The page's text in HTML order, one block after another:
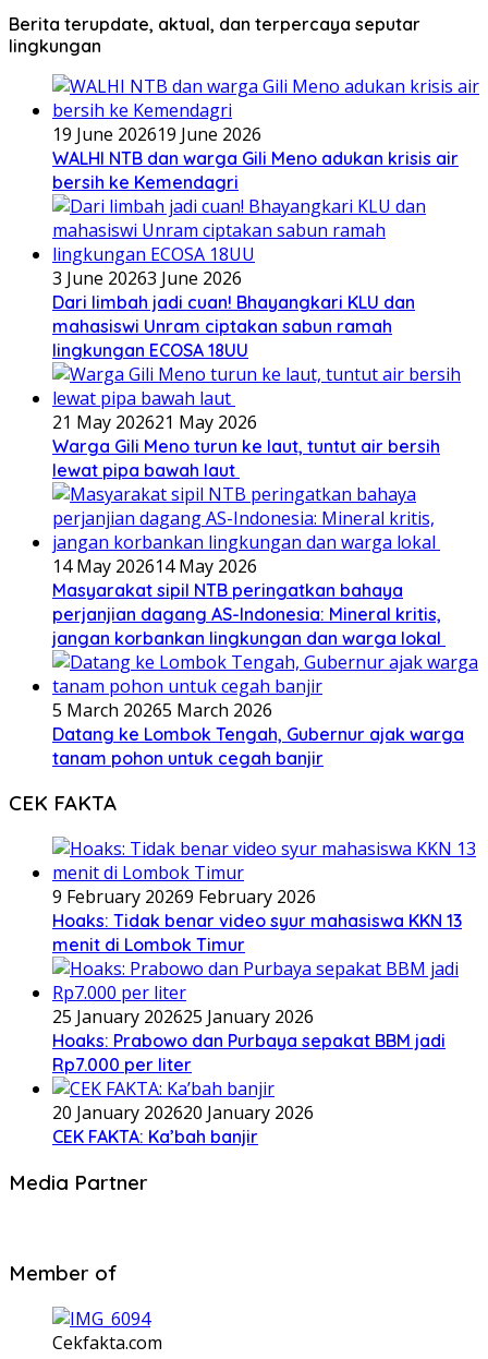
Berita terupdate, aktual, dan terpercaya seputar
lingkungan
19 June 202619 June 2026
WALHI NTB dan warga Gili Meno adukan krisis air
bersih ke Kemendagri
3 June 20263 June 2026
Dari limbah jadi cuan! Bhayangkari KLU dan
mahasiswi Unram ciptakan sabun ramah
lingkungan ECOSA 18UU
21 May 202621 May 2026
Warga Gili Meno turun ke laut, tuntut air bersih
lewat pipa bawah laut
14 May 202614 May 2026
Masyarakat sipil NTB peringatkan bahaya
perjanjian dagang AS-Indonesia: Mineral kritis,
jangan korbankan lingkungan dan warga lokal
5 March 20265 March 2026
Datang ke Lombok Tengah, Gubernur ajak warga
tanam pohon untuk cegah banjir
CEK FAKTA
9 February 20269 February 2026
Hoaks: Tidak benar video syur mahasiswa KKN 13
menit di Lombok Timur
25 January 202625 January 2026
Hoaks: Prabowo dan Purbaya sepakat BBM jadi
Rp7.000 per liter
20 January 202620 January 2026
CEK FAKTA: Ka’bah banjir
Media Partner
Member of
Cekfakta.com